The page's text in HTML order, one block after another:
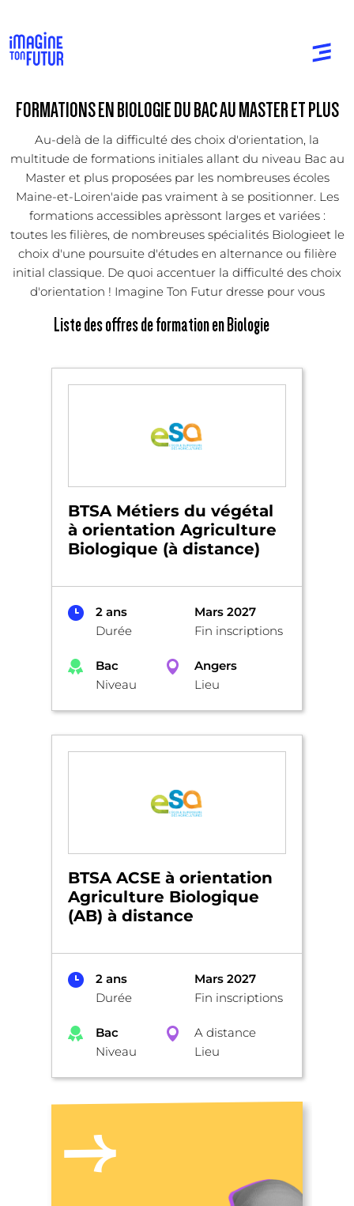
FORMATIONS EN BIOLOGIE DU BAC AU MASTER ET PLUS
Au-delà de la difficulté des choix d'orientation, la
multitude de formations initiales allant du niveau Bac au
Master et plus proposées par les nombreuses écoles
Maine-et-Loiren'aide pas vraiment à se positionner. Les
formations accessibles aprèssont larges et variées :
toutes les filières, de nombreuses spécialités Biologieet le
choix d'une poursuite d'études en alternance ou filière
initial classique. De quoi accentuer la difficulté des choix
d'orientation ! Imagine Ton Futur dresse pour vous
Liste des offres de formation en Biologie
BTSA Métiers du végétal
à orientation Agriculture
Biologique (à distance)
2 ans
Durée
Mars 2027
Fin inscriptions
Bac
Niveau
Angers
Lieu
BTSA ACSE à orientation
Agriculture Biologique
(AB) à distance
2 ans
Durée
Mars 2027
Fin inscriptions
Bac
Niveau
A distance
Lieu